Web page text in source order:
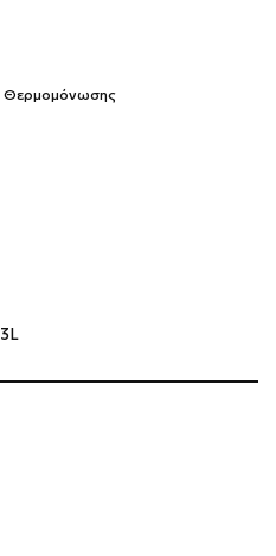
Θερμομόνωσης
3L